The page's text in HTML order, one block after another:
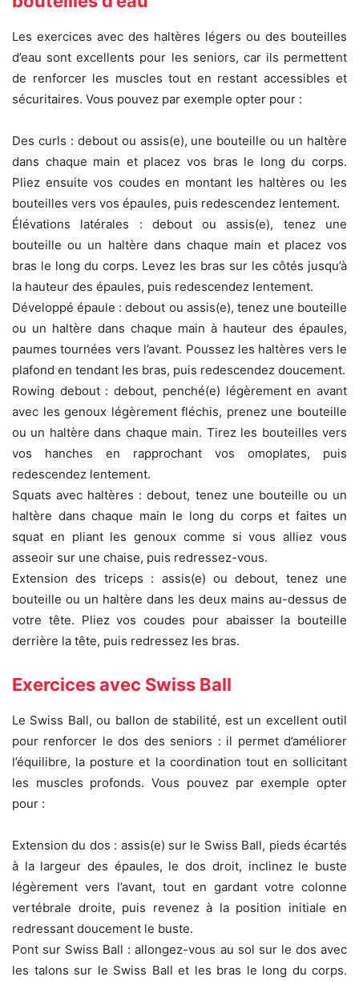
Les exercices avec des haltères légers ou des bouteilles
d’eau sont excellents pour les seniors, car ils permettent
de renforcer les muscles tout en restant accessibles et
sécuritaires. Vous pouvez par exemple opter pour :
Des curls : debout ou assis(e), une bouteille ou un haltère
dans chaque main et placez vos bras le long du corps.
Pliez ensuite vos coudes en montant les haltères ou les
bouteilles vers vos épaules, puis redescendez lentement.
Élévations latérales : debout ou assis(e), tenez une
bouteille ou un haltère dans chaque main et placez vos
bras le long du corps. Levez les bras sur les côtés jusqu’à
la hauteur des épaules, puis redescendez lentement.
Développé épaule : debout ou assis(e), tenez une bouteille
ou un haltère dans chaque main à hauteur des épaules,
paumes tournées vers l’avant. Poussez les haltères vers le
plafond en tendant les bras, puis redescendez doucement.
Rowing debout : debout, penché(e) légèrement en avant
avec les genoux légèrement fléchis, prenez une bouteille
ou un haltère dans chaque main. Tirez les bouteilles vers
vos hanches en rapprochant vos omoplates, puis
redescendez lentement.
Squats avec haltères : debout, tenez une bouteille ou un
haltère dans chaque main le long du corps et faites un
squat en pliant les genoux comme si vous alliez vous
asseoir sur une chaise, puis redressez-vous.
Extension des triceps : assis(e) ou debout, tenez une
bouteille ou un haltère dans les deux mains au-dessus de
votre tête. Pliez vos coudes pour abaisser la bouteille
derrière la tête, puis redressez les bras.
Exercices avec Swiss Ball
Le Swiss Ball, ou ballon de stabilité, est un excellent outil
pour renforcer le dos des seniors : il permet d’améliorer
l’équilibre, la posture et la coordination tout en sollicitant
les muscles profonds. Vous pouvez par exemple opter
pour :
Extension du dos : assis(e) sur le Swiss Ball, pieds écartés
à la largeur des épaules, le dos droit, inclinez le buste
légèrement vers l’avant, tout en gardant votre colonne
vertébrale droite, puis revenez à la position initiale en
redressant doucement le buste.
Pont sur Swiss Ball : allongez-vous au sol sur le dos avec
les talons sur le Swiss Ball et les bras le long du corps.